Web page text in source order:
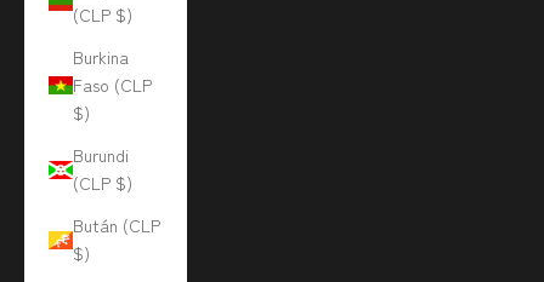
(CLP $)
Burkina
Faso (CLP
$)
Burundi
(CLP $)
Bután (CLP
$)